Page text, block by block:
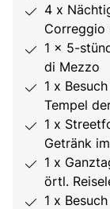
4 x
Correggio
1 x 5-
di Mezzo
1 x
Tempel
1 x
Getränk
1 x
örtl.
1 x